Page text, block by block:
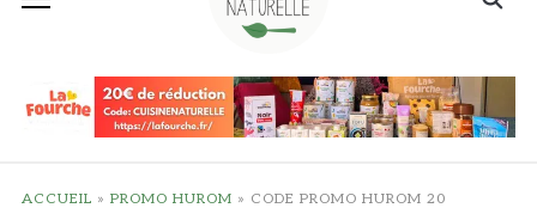
ACCUEIL » PROMO HUROM » CODE PROMO HUROM 20